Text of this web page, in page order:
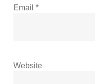
Email *
Website